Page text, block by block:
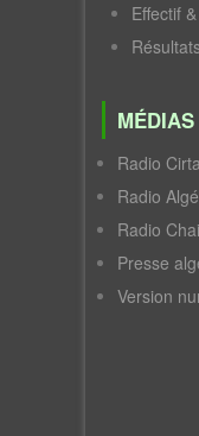
Effectif
MÉDIAS
Radio
Radio
Radio
Presse
Version